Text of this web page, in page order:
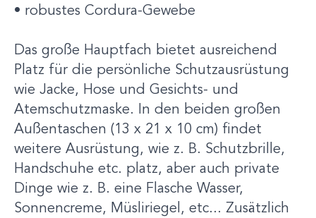
• robustes Cordura-Gewebe
Das große Hauptfach bietet ausreichend
Platz für die persönliche Schutzausrüstung
wie Jacke, Hose und Gesichts- und
Atemschutzmaske. In den beiden großen
Außentaschen (13 x 21 x 10 cm) findet
weitere Ausrüstung, wie z. B. Schutzbrille,
Handschuhe etc. platz, aber auch private
Dinge wie z. B. eine Flasche Wasser,
Sonnencreme, Müsliriegel, etc... Zusätzlich